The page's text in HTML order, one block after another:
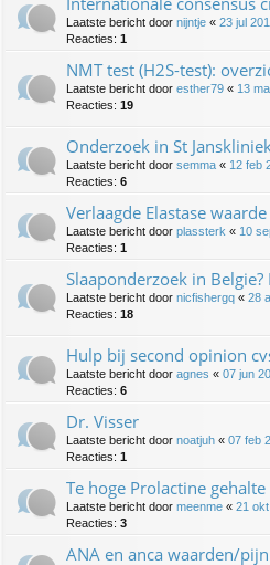
Laatste bericht door nijntje « 23 jul
Reacties: 1
NMT test (H2S-test):
Laatste bericht door esther79 « 13
Reacties: 19
Onderzoek in St
Laatste bericht door semma « 12 feb
Reacties: 6
Verlaagde Elastase
Laatste bericht door plassterk « 10
Reacties: 1
Slaaponderzoek in
Laatste bericht door nicfishergq « 28
Reacties: 18
Hulp bij second opinion
Laatste bericht door agnes « 07 jun
Reacties: 6
Dr. Visser
Laatste bericht door noatjuh « 07 feb
Reacties: 1
Te hoge Prolactine gehalte
Laatste bericht door meenme « 21
Reacties: 3
ANA en anca waarden/